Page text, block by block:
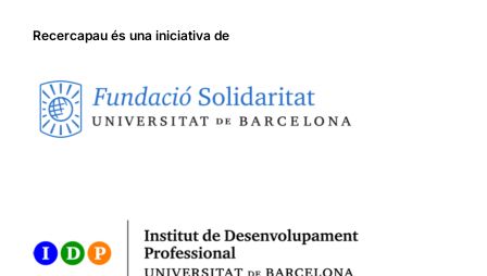
Recercapau és una iniciativa de